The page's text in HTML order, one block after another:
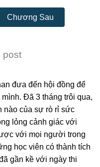
Chương Sau
post
đưa đến hội đồng để
Đã 3 tháng trôi qua,
nào của sự rò rỉ sức
lỏng cảnh giác với
với mọi người trong
học viên có thành tích
gần kề với ngày thi